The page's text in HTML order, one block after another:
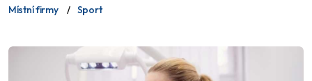
Místní firmy
Sport